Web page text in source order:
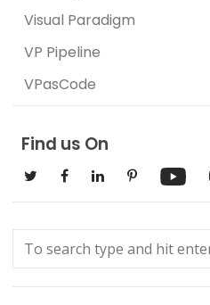
Visual Paradigm
VP Pipeline
VPasCode
Find us On